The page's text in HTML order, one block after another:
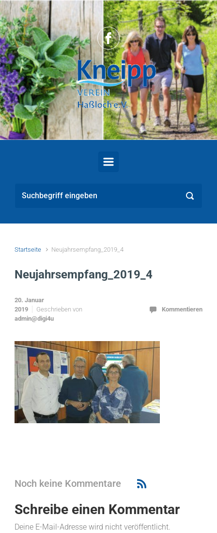
Zum Hauptinhalt springen
Startseite Neujahrsempfang_2019_4
Neujahrsempfang_2019_4
20. Januar
2019
Geschrieben von
admin@digi4u
Kommentieren
Noch keine Kommentare
Schreibe einen Kommentar
Deine E-Mail-Adresse wird nicht veröffentlicht.